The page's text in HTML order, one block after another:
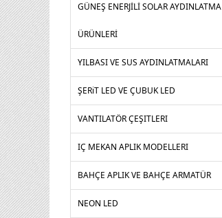
GÜNEŞ ENERJİLİ SOLAR AYDINLATMA
ÜRÜNLERİ
YILBASI VE SUS AYDINLATMALARI
ŞERiT LED VE ÇUBUK LED
VANTILATÖR ÇEŞITLERI
IÇ MEKAN APLIK MODELLERI
BAHÇE APLIK VE BAHÇE ARMATÜR
NEON LED